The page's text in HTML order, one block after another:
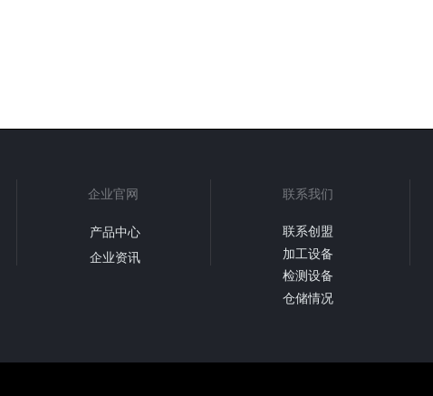
企业官网
产品中心
企业资讯
联系我们
联系创盟
加工设备
检测设备
仓储情况